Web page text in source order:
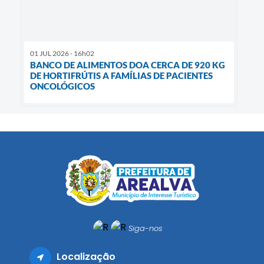
01 JUL 2026 - 16h02
BANCO DE ALIMENTOS DOA CERCA DE 920 KG
DE HORTIFRÚTIS A FAMÍLIAS DE PACIENTES
ONCOLÓGICOS
Siga-nos
Localização